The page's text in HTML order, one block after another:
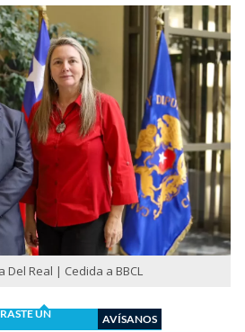
Real | Cedida a BBCL
UN
AVÍSANOS